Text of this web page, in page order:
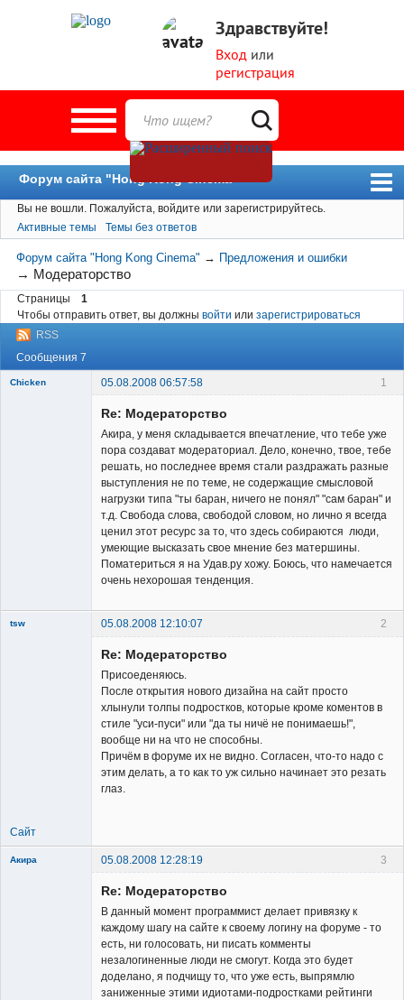
Здравствуйте!
Вход или
регистрация
Форум сайта "Hong Kong Cinema"
Форум
Новости
Пользователи
Поиск
Вы не вошли. Пожалуйста, войдите или зарегистрируйтесь.
Активные темы
Темы без ответов
Форум сайта "Hong Kong Cinema" → Предложения и ошибки
→ Модераторство
Страницы
1
Чтобы отправить ответ, вы должны войти или зарегистрироваться
RSS
Сообщения 7
1
Chicken
05.08.2008 06:57:58
Re: Модераторство
Акира, у меня складывается впечатление, что тебе уже
пора создават модераториал. Дело, конечно, твое, тебе
решать, но последнее время стали раздражать разные
выступления не по теме, не содержащие смысловой
нагрузки типа "ты баран, ничего не понял" "сам баран" и
т.д. Свобода слова, свободой словом, но лично я всегда
ценил этот ресурс за то, что здесь собираются люди,
умеющие высказать свое мнение без матершины.
Поматериться я на Удав.ру хожу. Боюсь, что намечается
очень нехорошая тенденция.
2
tsw
05.08.2008 12:10:07
Re: Модераторство
Присоеденяюсь.
После открытия нового дизайна на сайт просто
хлынули толпы подростков, которые кроме коментов в
стиле "уси-пуси" или "да ты ничё не понимаешь!",
вообще ни на что не способны.
Причём в форуме их не видно. Согласен, что-то надо с
этим делать, а то как то уж сильно начинает это резать
глаз.
Сайт
3
Акира 05.08.2008 12:28:19
Re: Модераторство
В данный момент программист делает привязку к
каждому шагу на сайте к своему логину на форуме - то
есть, ни голосовать, ни писать комменты
незалогиненные люди не смогут. Когда это будет
доделано, я подчищу то, что уже есть, выпрямлю
заниженные этими идиотами-подростками рейтинги